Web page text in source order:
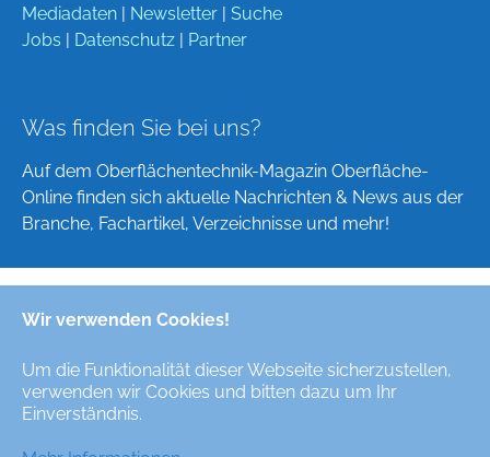
Wir verwenden Cookies!
Um die Funktionalität dieser Webseite sicherzustellen,
verwenden wir Cookies und bitten dazu um Ihr
Einverständnis.
Mediadaten | Newsletter | Suche
Jobs | Datenschutz | Partner
Was finden Sie bei uns?
Auf dem Oberflächentechnik-Magazin Oberfläche-
Online finden sich aktuelle Nachrichten & News aus der
Branche, Fachartikel, Verzeichnisse und mehr!
Deutsch
Alle Rechte/All Rights Reserved © Oberfläche-Online,
das digitale Oberflächentechnik-Magazin / the digital
surface technologies magazine